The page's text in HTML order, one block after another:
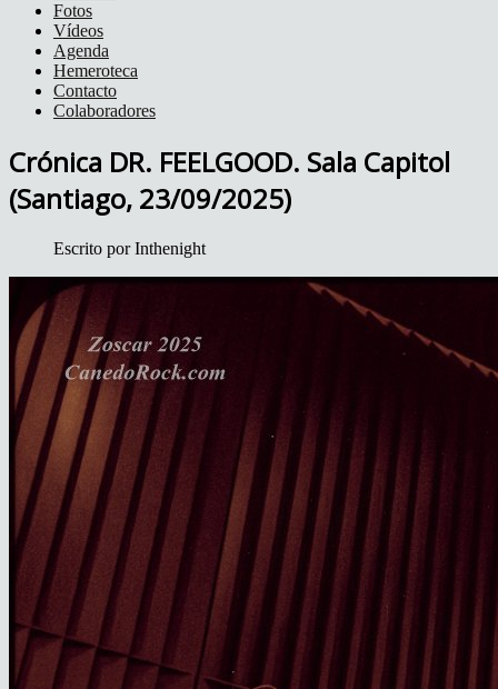
Fotos
Vídeos
Agenda
Hemeroteca
Contacto
Colaboradores
Crónica DR. FEELGOOD. Sala Capitol
(Santiago, 23/09/2025)
Escrito porInthenight